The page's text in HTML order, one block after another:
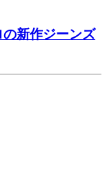
新作ジーンズ